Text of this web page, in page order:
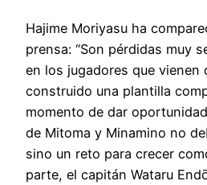
Hajime Moriyasu ha
prensa: “Son pérdidas muy
en los jugadores que vienen
construido una plantilla
momento de dar
de Mitoma y Minamino no
sino un reto para crecer
parte, el capitán Wataru